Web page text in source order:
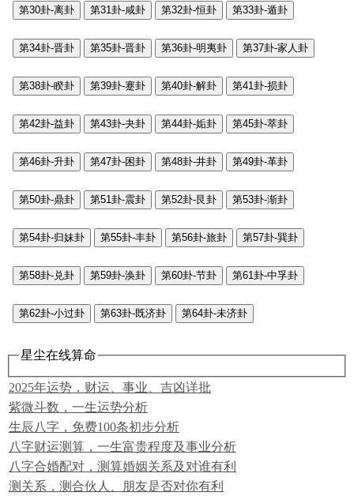
第30卦-离卦 第31卦-咸卦 第32卦-恒卦 第33卦-遁卦
第34卦-晋卦 第35卦-晋卦 第36卦-明夷卦 第37卦-家人卦
第38卦-睽卦 第39卦-蹇卦 第40卦-解卦 第41卦-损卦
第42卦-益卦 第43卦-夬卦 第44卦-姤卦 第45卦-萃卦
第46卦-升卦 第47卦-困卦 第48卦-井卦 第49卦-革卦
第50卦-鼎卦 第51卦-震卦 第52卦-艮卦 第53卦-渐卦
第54卦-归妹卦 第55卦-丰卦 第56卦-旅卦 第57卦-巽卦
第58卦-兑卦 第59卦-涣卦 第60卦-节卦 第61卦-中孚卦
第62卦-小过卦 第63卦-既济卦 第64卦-未济卦
星尘在线算命
2025年运势，财运、事业、吉凶详批
紫微斗数，一生运势分析
生辰八字，免费100条初步分析
八字财运测算，一生富贵程度及事业分析
八字合婚配对，测算婚姻关系及对谁有利
测关系，测合伙人、朋友是否对你有利